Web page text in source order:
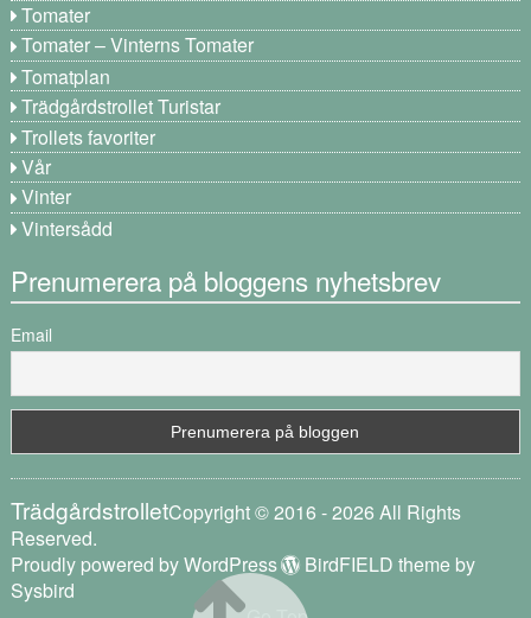
Tomater
Tomater – Vinterns Tomater
Tomatplan
Trädgårdstrollet Turistar
Trollets favoriter
Vår
Vinter
Vintersådd
Prenumerera på bloggens nyhetsbrev
Email
TrädgårdstrolletCopyright © 2016 - 2026 All Rights
Reserved.
Proudly powered by WordPress
BirdFIELD theme by
Sysbird